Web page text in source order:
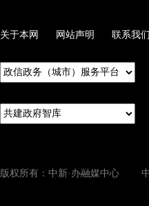
关于本网 网站声明 联系我们
版权所有：中新·办融媒中心 中